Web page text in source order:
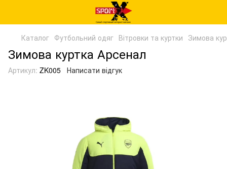
Каталог Футбольний одяг Вітровки та куртки Зимова
Зимова куртка Арсенал
Артикул: ZK005 Написати відгук